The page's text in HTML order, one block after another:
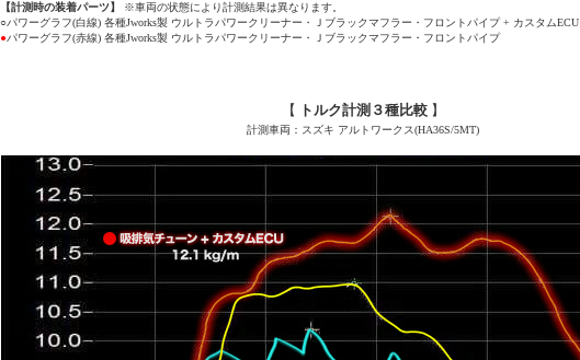
【計測時の装着パーツ】
※車両の状態により計測結果は異なります。
○パワーグラフ(白線) 各種Jworks製 ウルトラパワークリーナー・Ｊブラックマフラー・フロントパイプ + カスタムECU
●パワーグラフ(赤線) 各種Jworks製 ウルトラパワークリーナー・Ｊブラックマフラー・フロントパイプ
【 トルク計測３種比較】
計測車両：スズキ アルトワークス(HA36S/5MT)